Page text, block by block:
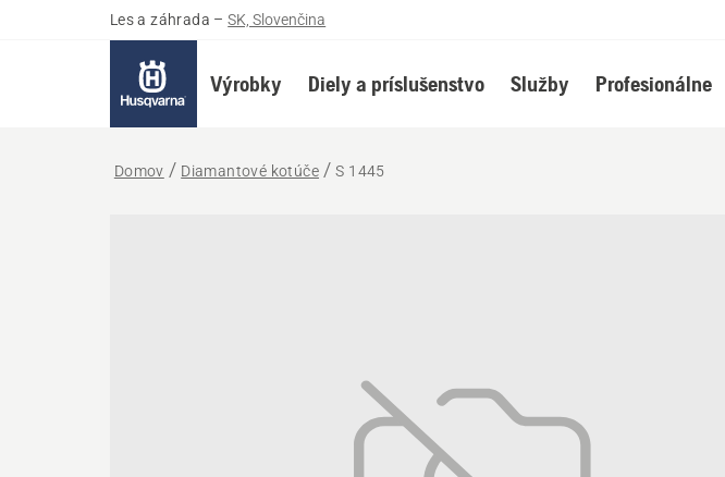
Les a záhrada – SK, Slovenčina
Výrobky Diely a príslušenstvo Služby Profesionálne
Domov Diamantové kotúče S 1445